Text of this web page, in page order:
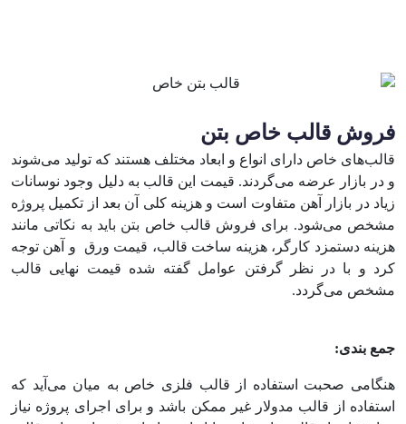
فروش قالب خاص بتن
قالب‌های خاص دارای انواع و ابعاد مختلف هستند که تولید می‌شوند
و در بازار عرضه می‌گردند. قیمت این قالب به دلیل وجود نوسانات
زیاد در بازار آهن متفاوت است و هزینه کلی آن بعد از تکمیل پروژه
مشخص می‌شود. برای فروش قالب خاص بتن باید به نکاتی مانند
هزینه دستمزد کارگر، هزینه ساخت قالب، قیمت ورق و آهن توجه
کرد و با در نظر گرفتن عوامل گفته شده قیمت نهایی قالب
مشخص می‌گردد.
جمع بندی:
هنگامی صحبت استفاده از قالب فلزی خاص به میان می‌آید که
استفاده از قالب مدولار غیر ممکن باشد و برای اجرای پروژه نیاز